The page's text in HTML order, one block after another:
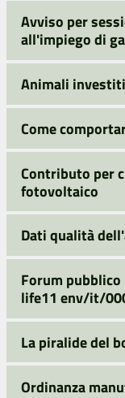
Avviso per
all'impiego di
Animali investiti
Come
Contributo per
fotovoltaico
Dati qualità
Forum
life11 env/it/
La piralide del
Ordinanza